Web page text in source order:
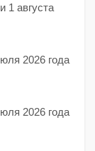
1 августа
2026 года
2026 года